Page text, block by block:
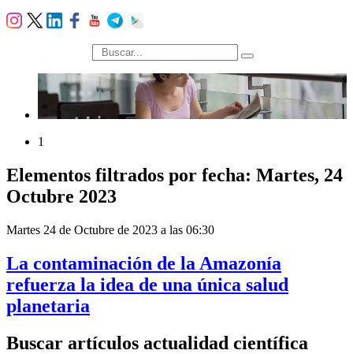
búsqueda
1
Elementos filtrados por fecha: Martes, 24
Octubre 2023
Martes 24 de Octubre de 2023 a las 06:30
La contaminación de la Amazonía
refuerza la idea de una única salud
planetaria
Buscar artículos actualidad científica